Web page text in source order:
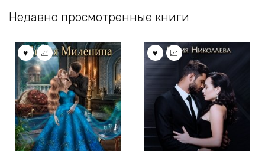
Недавно просмотренные книги